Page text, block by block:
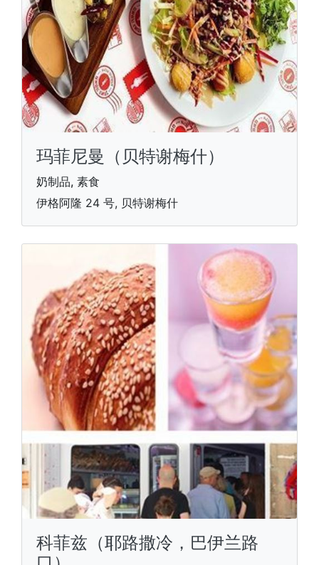
玛菲尼曼（贝特谢梅什）
奶制品, 素食
伊格阿隆 24 号, 贝特谢梅什
科菲兹（耶路撒冷，巴伊兰路